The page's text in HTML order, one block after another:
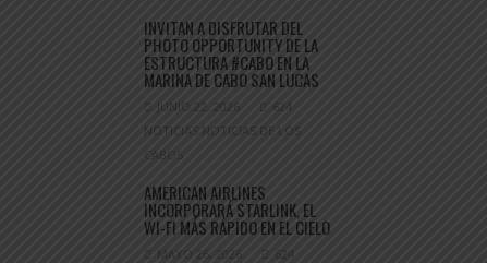
INVITAN A DISFRUTAR DEL
PHOTO OPPORTUNITY DE LA
ESTRUCTURA #CABO EN LA
MARINA DE CABO SAN LUCAS
JUNIO 22, 2026
624
NOTICIAS NOTICIAS DE LOS
CABOS
AMERICAN AIRLINES
INCORPORARÁ STARLINK, EL
WI-FI MÁS RÁPIDO EN EL CIELO
MAYO 26, 2026
624